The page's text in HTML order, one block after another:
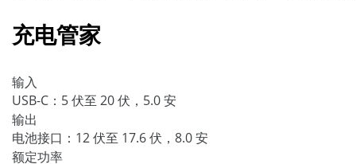
充电管家
输入
USB-C：5 伏至 20 伏，5.0 安
输出
电池接口：12 伏至 17.6 伏，8.0 安
额定功率